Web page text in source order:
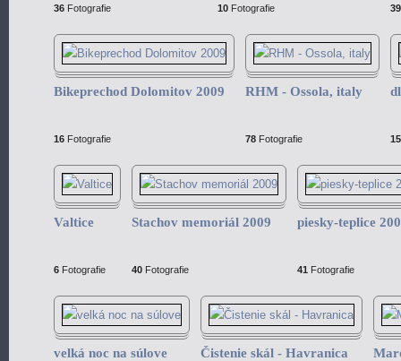
36 Fotografie 10 Fotografie 39
Bikeprechod Dolomitov 2009
16 Fotografie
RHM - Ossola, italy
78 Fotografie 15
Valtice
6 Fotografie
Stachov memoriál 2009
40 Fotografie
piesky-teplice
41 Fotografie
velká noc na súlove Čistenie skál - Havranica